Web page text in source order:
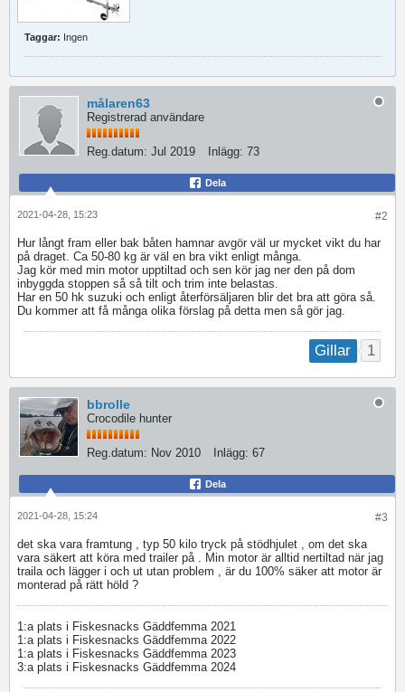
Taggar: Ingen
målaren63
Registrerad användare
Reg.datum: Jul 2019 Inlägg: 73
Dela
#2
2021-04-28, 15:23
Hur långt fram eller bak båten hamnar avgör väl ur mycket vikt du har
på draget. Ca 50-80 kg är väl en bra vikt enligt många.
Jag kör med min motor upptiltad och sen kör jag ner den på dom
inbyggda stoppen så så tilt och trim inte belastas.
Har en 50 hk suzuki och enligt återförsäljaren blir det bra att göra så.
Du kommer att få många olika förslag på detta men så gör jag.
Gillar 1
bbrolle
Crocodile hunter
Reg.datum: Nov 2010 Inlägg: 67
Dela
#3
2021-04-28, 15:24
det ska vara framtung , typ 50 kilo tryck på stödhjulet , om det ska
vara säkert att köra med trailer på . Min motor är alltid nertiltad när jag
traila och lägger i och ut utan problem , är du 100% säker att motor är
monterad på rätt höld ?
1:a plats i Fiskesnacks Gäddfemma 2021
1:a plats i Fiskesnacks Gäddfemma 2022
1:a plats i Fiskesnacks Gäddfemma 2023
3:a plats i Fiskesnacks Gäddfemma 2024